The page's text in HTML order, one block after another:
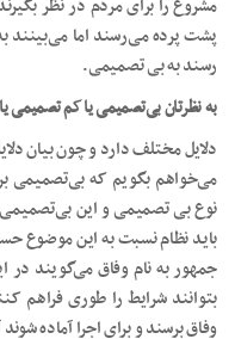
مشروع را برای مردم در نظر
پشت پرده می‌رسند اما می‌بینند
رسند به بی تصمیمی.
به نظرتان بی‌تصمیمی یا کم تصمیمی
دلایل مختلف دارد و چون بیان
می‌خواهم بگویم که بی‌تصمیمی
نوع بی تصمیمی و این
باید نظام نسبت به این موضوع
جمهور به نام وفاق می‌گویند
بتوانند شرایط را طوری
وفاق برسند و برای اجرا آماده